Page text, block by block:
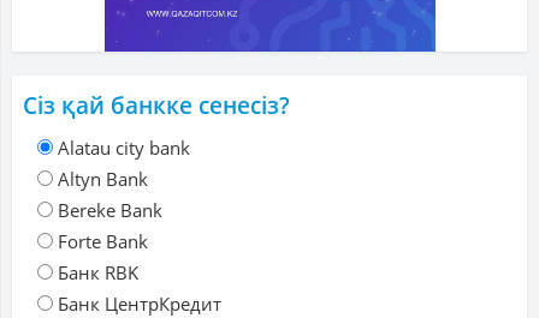
Сіз қай банкке сенесіз?
Alatau city bank
Altyn Bank
Bereke Bank
Forte Bank
Банк RBK
Банк ЦентрКредит